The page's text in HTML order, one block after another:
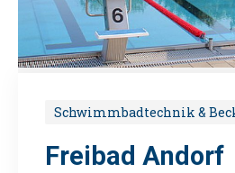
Schwimmbadtechnik &
Freibad Andorf